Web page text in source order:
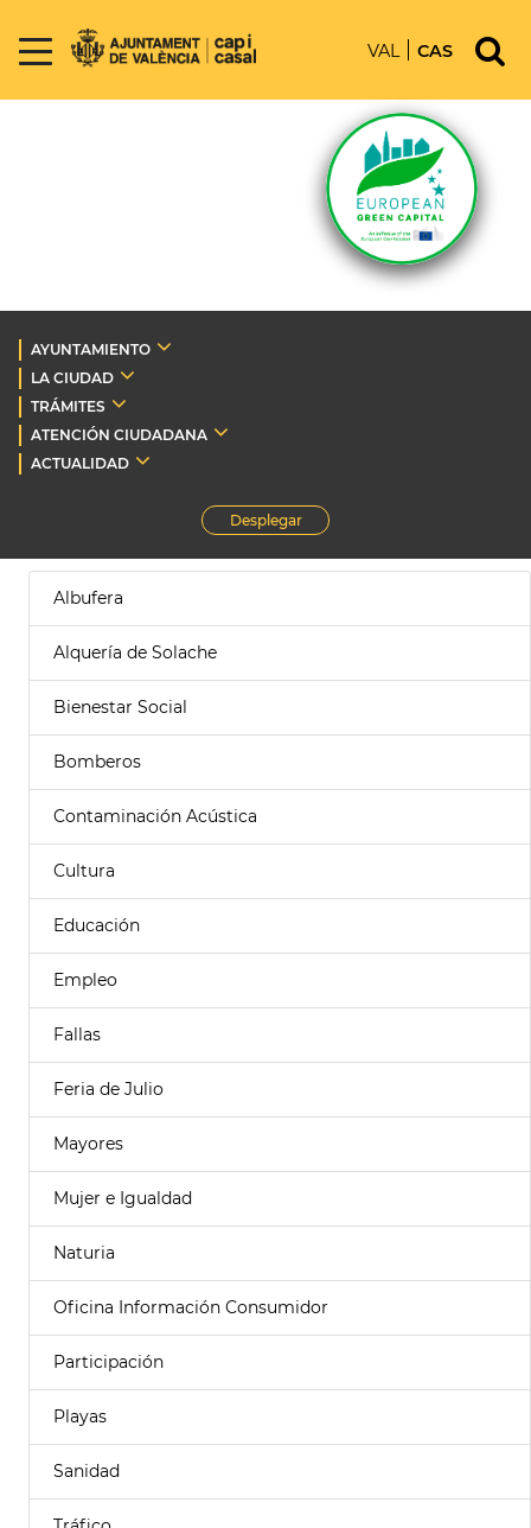
VAL CAS
AYUNTAMIENTO
LA CIUDAD
TRÁMITES
ATENCIÓN CIUDADANA
ACTUALIDAD
Desplegar
Albufera
Alquería de Solache
Bienestar Social
Bomberos
Contaminación Acústica
Cultura
Educación
Empleo
Fallas
Feria de Julio
Mayores
Mujer e Igualdad
Naturia
Oficina Información Consumidor
Participación
Playas
Sanidad